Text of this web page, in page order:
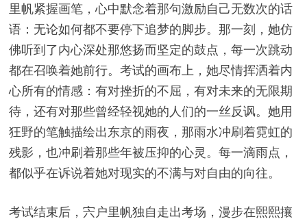
里帆紧握画笔，心中默念着那句激励自己无数次的话
语：无论如何都不要停下追梦的脚步。那一刻，她仿
佛听到了内心深处那悠扬而坚定的鼓点，每一次跳动
都在召唤着她前行。考试的画布上，她尽情挥洒着内
心所有的情感：有对挫折的不屈，有对未来的无限期
待，还有对那些曾经轻视她的人们的一丝反讽。她用
狂野的笔触描绘出东京的雨夜，那雨水冲刷着霓虹的
残影，也冲刷着那些年被压抑的心灵。每一滴雨点，
都似乎在诉说着她对现实的不满与对自由的向往。
考试结束后，宍户里帆独自走出考场，漫步在熙熙攘